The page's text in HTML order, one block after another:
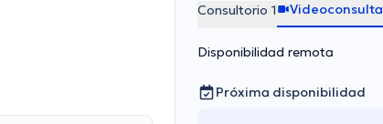
Consultorio 1 Videoconsulta
Disponibilidad remota
Próxima disponibilidad